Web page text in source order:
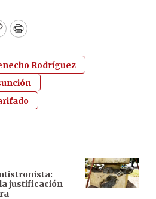
Print
Rodríguez
justificación